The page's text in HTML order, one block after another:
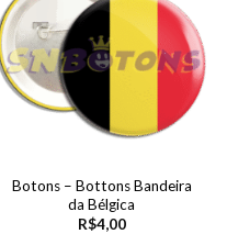
Botons – Bottons Bandeira
da Bélgica
R$4,00